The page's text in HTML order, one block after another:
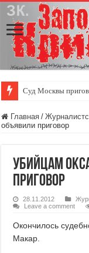
Суд Москвы
Главная /
объявили приговор
Убийцам
приговор
28.11.2012
Leave a comment
Окончилось
Макар.